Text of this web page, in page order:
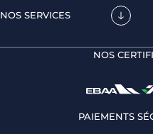
NOS SERVICES
NOS
PAIEMENTS